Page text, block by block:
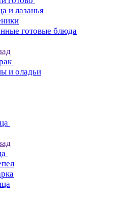
и лазанья
готовые блюда
и оладьи